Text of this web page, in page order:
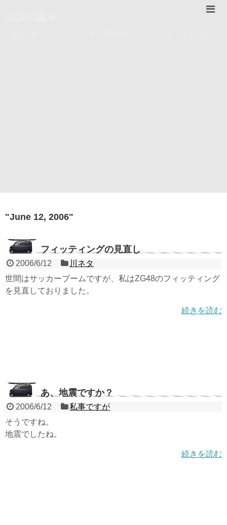
"June 12, 2006"
フィッティングの見直し
2006/6/12
川ネタ
世間はサッカーブームですが、私はZG48のフィッティング
を見直しておりました。
続きを読む
あ、地震ですか？
2006/6/12
私事ですが
そうですね。
地震でしたね。
続きを読む